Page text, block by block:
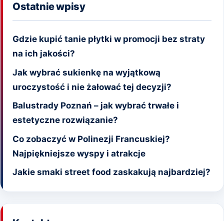
Ostatnie wpisy
Gdzie kupić tanie płytki w promocji bez straty
na ich jakości?
Jak wybrać sukienkę na wyjątkową
uroczystość i nie żałować tej decyzji?
Balustrady Poznań – jak wybrać trwałe i
estetyczne rozwiązanie?
Co zobaczyć w Polinezji Francuskiej?
Najpiękniejsze wyspy i atrakcje
Jakie smaki street food zaskakują najbardziej?